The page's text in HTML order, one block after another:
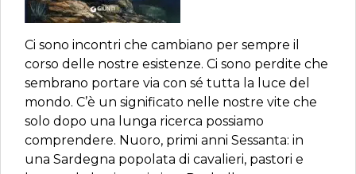
Ci sono incontri che cambiano per sempre il
corso delle nostre esistenze. Ci sono perdite che
sembrano portare via con sé tutta la luce del
mondo. C’è un significato nelle nostre vite che
solo dopo una lunga ricerca possiamo
comprendere. Nuoro, primi anni Sessanta: in
una Sardegna popolata di cavalieri, pastori e